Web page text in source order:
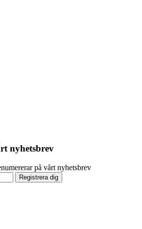
nyhetsbrev
på vårt nyhetsbrev
Registrera dig